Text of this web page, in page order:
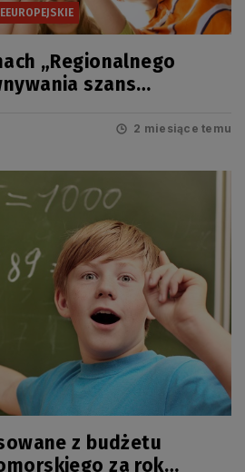
„Regionalnego
szans
2 miesiące temu
z budżetu
za rok